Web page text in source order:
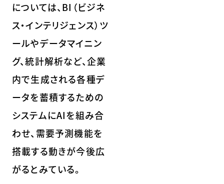
については、BI（ビジネ
ス・インテリジェンス）ツ
ールやデータマイニン
グ、統計解析など、企業
内で生成される各種デ
ータを蓄積するための
システムにAIを組み合
わせ、需要予測機能を
搭載する動きが今後広
がるとみている。